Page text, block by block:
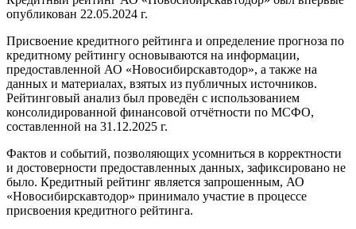
опубликован 22.05.2024 г.
Присвоение кредитного рейтинга и определение прогноза по
кредитному рейтингу основываются на информации,
предоставленной АО «Новосибирскавтодор», а также на
данных и материалах, взятых из публичных источников.
Рейтинговый анализ был проведён с использованием
консолидированной финансовой отчётности по МСФО,
составленной на 31.12.2025 г.
Фактов и событий, позволяющих усомниться в корректности
и достоверности предоставленных данных, зафиксировано не
было. Кредитный рейтинг является запрошенным, АО
«Новосибирскавтодор» принимало участие в процессе
присвоения кредитного рейтинга.